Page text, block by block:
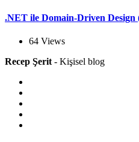
.NET ile Domain-Driven
64 Views
Recep Şerit - Kişisel blog